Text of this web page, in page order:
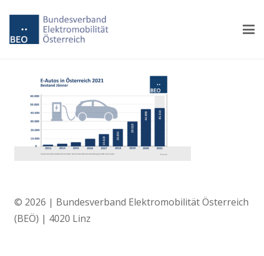
© 2026 | Bundesverband Elektromobilität Österreich
(BEÖ) | 4020 Linz